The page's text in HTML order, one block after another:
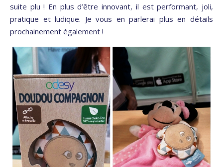
suite plu ! En plus d’être innovant, il est performant, joli,
pratique et ludique. Je vous en parlerai plus en détails
prochainement également !